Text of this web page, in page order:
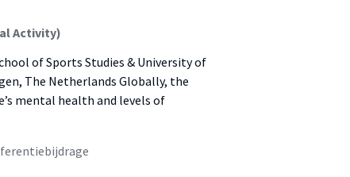
Activity)
of Sports Studies & University of
The Netherlands Globally, the
mental health and levels of